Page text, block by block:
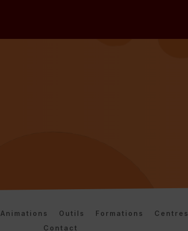
Animations Outils Formations Centres
Contact